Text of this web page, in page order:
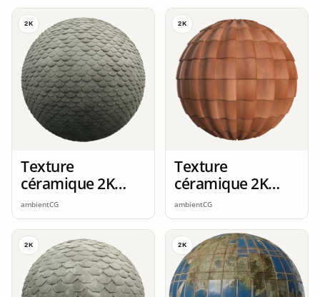
2K
Texture
céramique 2K
seamless
ambientCG
2K
Texture
céramique 2K
seamless
ambientCG
2K 2K